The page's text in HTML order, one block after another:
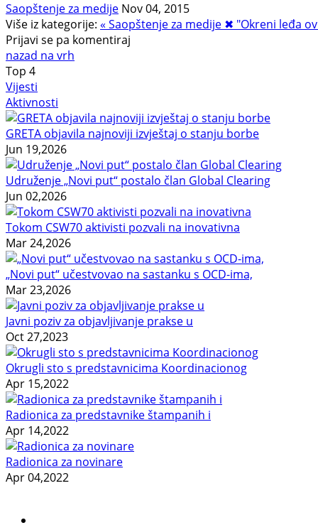
Saopštenje za medije Nov 04, 2015
Više iz kategorije: « Saopštenje za medije ✖ "Okreni leđa
Prijavi se pa komentiraj
nazad na vrh
Top 4
Vijesti
Aktivnosti
GRETA objavila najnoviji izvještaj o stanju borbe
Jun 19,2026
Udruženje „Novi put“ postalo član Global Clearing
Jun 02,2026
Tokom CSW70 aktivisti pozvali na inovativna
Mar 24,2026
„Novi put“ učestvovao na sastanku s OCD-ima,
Mar 23,2026
Javni poziv za objavljivanje prakse u
Oct 27,2023
Okrugli sto s predstavnicima Koordinacionog
Apr 15,2022
Radionica za predstavnike štampanih i
Apr 14,2022
Radionica za novinare
Apr 04,2022